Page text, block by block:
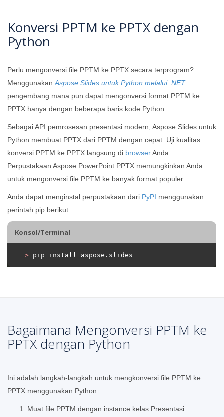
Konversi PPTM ke PPTX dengan
Python
Perlu mengonversi file PPTM ke PPTX secara terprogram?
Menggunakan Aspose.Slides untuk Python melalui .NET
pengembang mana pun dapat mengonversi format PPTM ke
PPTX hanya dengan beberapa baris kode Python.
Sebagai API pemrosesan presentasi modern, Aspose.Slides untuk
Python membuat PPTX dari PPTM dengan cepat. Uji kualitas
konversi PPTM ke PPTX langsung di browserAnda.
Perpustakaan Aspose PowerPoint PPTX memungkinkan Anda
untuk mengonversi file PPTM ke banyak format populer.
Anda dapat menginstal perpustakaan dari PyPI menggunakan
perintah pip berikut:
Konsol/Terminal
> pip install aspose.slides
Bagaimana Mengonversi PPTM ke
PPTX dengan Python
Ini adalah langkah-langkah untuk mengkonversi file PPTM ke
PPTX menggunakan Python.
Muat file PPTM dengan instance kelas Presentasi